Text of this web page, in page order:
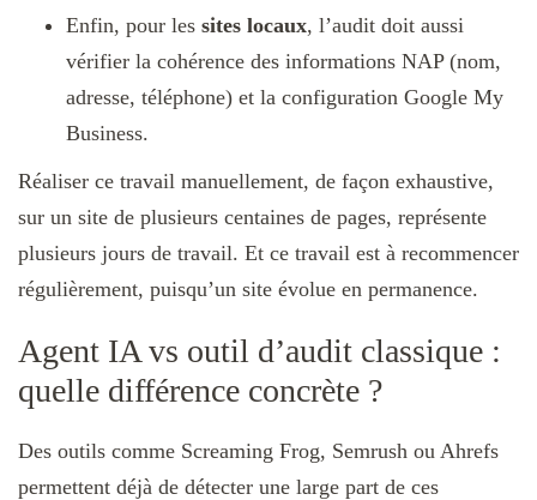
Enfin, pour les sites locaux, l’audit doit aussi
vérifier la cohérence des informations NAP (nom,
adresse, téléphone) et la configuration Google My
Business.
Réaliser ce travail manuellement, de façon exhaustive,
sur un site de plusieurs centaines de pages, représente
plusieurs jours de travail. Et ce travail est à recommencer
régulièrement, puisqu’un site évolue en permanence.
Agent IA vs outil d’audit classique :
quelle différence concrète ?
Des outils comme Screaming Frog, Semrush ou Ahrefs
permettent déjà de détecter une large part de ces